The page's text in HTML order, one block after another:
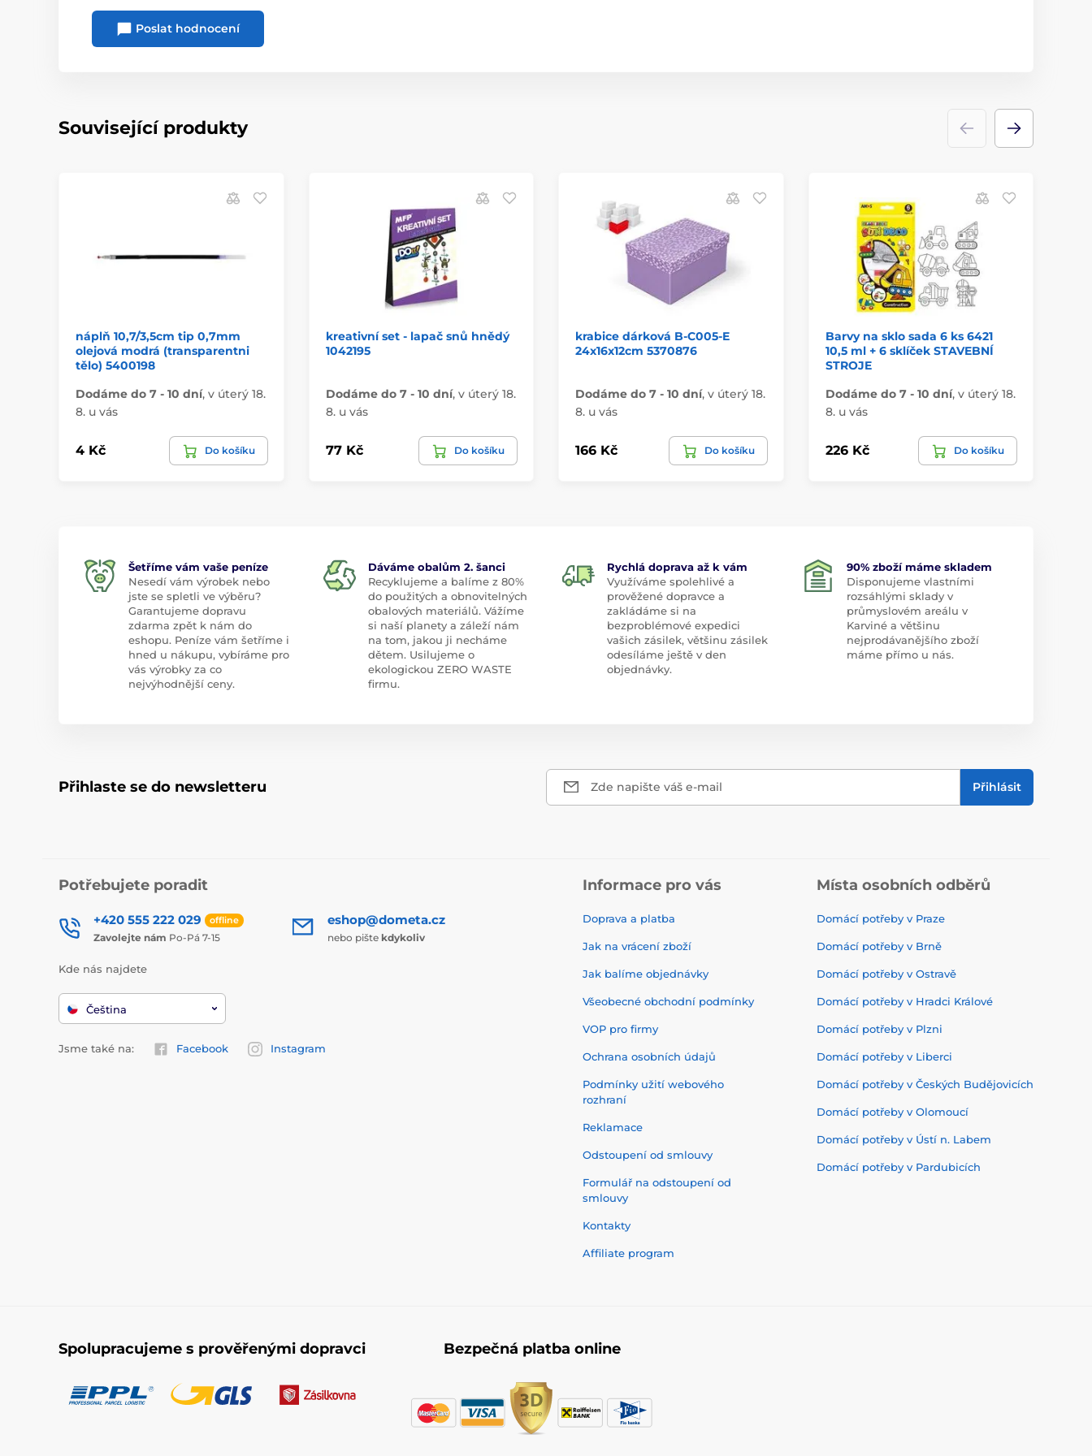
Poslat hodnocení
Související produkty
náplň 10,7/3,5cm tip 0,7mm
olejová modrá (transparentni
tělo) 5400198
Dodáme do 7 - 10 dní, v úterý 18.
8. u vás
4 Kč Do košíku
kreativní set - lapač snů hnědý
1042195
Dodáme do 7 - 10 dní, v úterý 18.
8. u vás
77 Kč Do košíku
krabice dárková B-C005-E
24x16x12cm 5370876
Dodáme do 7 - 10 dní, v úterý 18.
8. u vás
166 Kč Do košíku
Barvy na sklo sada 6 ks 6421
10,5 ml + 6 sklíček STAVEBNÍ
STROJE
Dodáme do 7 - 10 dní, v úterý 18.
8. u vás
226 Kč Do košíku
Šetříme vám vaše peníze
Nesedí vám výrobek nebo
jste se spletli ve výběru?
Garantujeme dopravu
zdarma zpět k nám do
eshopu. Peníze vám šetříme i
hned u nákupu, vybíráme pro
vás výrobky za co
nejvýhodnější ceny.
Dáváme obalům 2. šanci
Recyklujeme a balíme z 80%
do použitých a obnovitelných
obalových materiálů. Vážíme
si naší planety a záleží nám
na tom, jakou ji necháme
dětem. Usilujeme o
ekologickou ZERO WASTE
firmu.
Rychlá doprava až k vám
Využíváme spolehlivé a
prověžené dopravce a
zakládáme si na
bezproblémové expedici
vašich zásilek, většinu zásilek
odesíláme ještě v den
objednávky.
90% zboží máme skladem
Disponujeme vlastními
rozsáhlými sklady v
průmyslovém areálu v
Karviné a většinu
nejprodávanějšího zboží
máme přímo u nás.
Přihlaste se do newsletteru Zde napište váš e-mail Přihlásit
Potřebujete poradit
+420 555 222 029 offline
Zavolejte nám Po-Pá 7-15
eshop@dometa.cz
nebo pište kdykoliv
Kde nás najdete
Čeština
Jsme také na: Facebook Instagram
Informace pro vás
Doprava a platba
Jak na vrácení zboží
Jak balíme objednávky
Všeobecné obchodní podmínky
VOP pro firmy
Ochrana osobních údajů
Podmínky užití webového
rozhraní
Reklamace
Odstoupení od smlouvy
Formulář na odstoupení od
smlouvy
Kontakty
Affiliate program
Místa osobních odběrů
Domácí potřeby v Praze
Domácí potřeby v Brně
Domácí potřeby v Ostravě
Domácí potřeby v Hradci Králové
Domácí potřeby v Plzni
Domácí potřeby v Liberci
Domácí potřeby v Českých Budějovicích
Domácí potřeby v Olomoucí
Domácí potřeby v Ústí n. Labem
Domácí potřeby v Pardubicích
Spolupracujeme s prověřenými dopravci Bezpečná platba online